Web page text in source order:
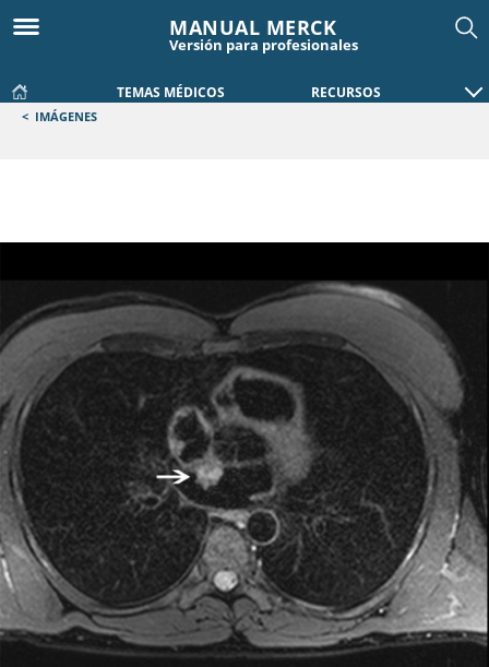
MANUAL MERCK
Versión para profesionales
TEMAS MÉDICOS RECURSOS
< IMÁGENES